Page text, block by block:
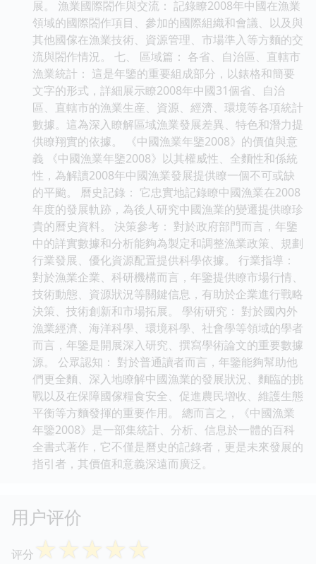
展。 漁業國際閤作與交流： 記錄瞭2008年中國在漁業
領域的國際閤作項目、參加的國際組織和會議、以及與
其他國傢在漁業技術、資源管理、市場準入等方麵的交
流與閤作情況。 七、 區域篇： 各省、自治區、直轄市
漁業統計： 這是年鑒的重要組成部分，以錶格和簡要
文字的形式，詳細展示瞭2008年中國31個省、自治
區、直轄市的漁業生産、資源、經濟、環境等各項統計
數據。這為深入瞭解區域漁業發展差異、特色和潛力提
供瞭翔實的依據。 《中國漁業年鑒2008》的價值與意
義 《中國漁業年鑒2008》以其權威性、全麵性和係統
性，為解讀2008年中國漁業發展提供瞭一個不可或缺
的平颱。 曆史記錄： 它忠實地記錄瞭中國漁業在2008
年度的發展軌跡，為後人研究中國漁業的變遷提供瞭珍
貴的曆史資料。 決策參考： 對於政府部門而言，年鑒
中的詳實數據和分析能夠為製定和調整漁業政策、規劃
行業發展、優化資源配置提供科學依據。 行業指導：
對於漁業企業、科研機構而言，年鑒提供瞭市場行情、
技術動態、資源狀況等關鍵信息，有助於企業進行戰略
決策、技術創新和市場拓展。 學術研究： 對於國內外
漁業經濟、海洋科學、環境科學、社會學等領域的學者
而言，年鑒是開展深入研究、撰寫學術論文的重要數據
源。 公眾認知： 對於普通讀者而言，年鑒能夠幫助他
們更全麵、深入地瞭解中國漁業的發展狀況、麵臨的挑
戰以及在保障國傢糧食安全、促進農民增收、維護生態
平衡等方麵發揮的重要作用。 總而言之，《中國漁業
年鑒2008》是一部集統計、分析、信息於一體的百科
全書式著作，它不僅是曆史的記錄者，更是未來發展的
指引者，其價值和意義深遠而廣泛。
用户评价
评分 ☆☆☆☆☆